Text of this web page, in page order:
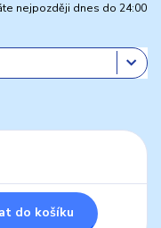
nejpozději dnes do 24:00
do košíku